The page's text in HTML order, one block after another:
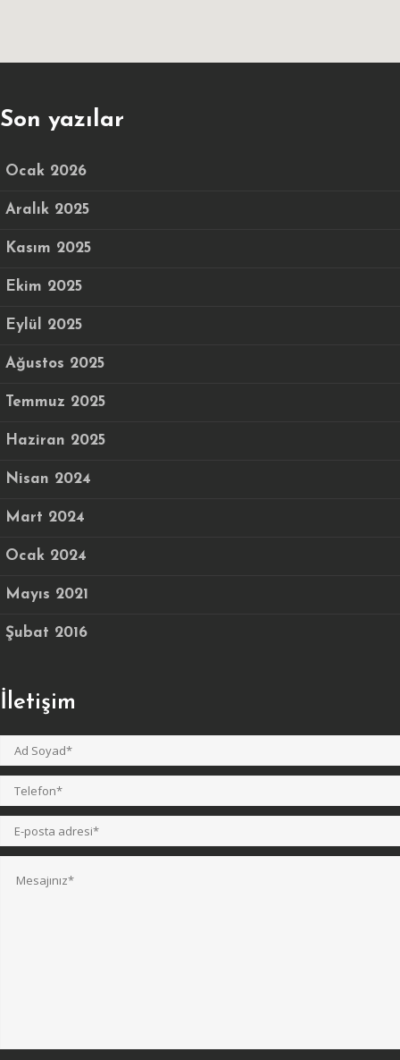
Son yazılar
Ocak 2026
Aralık 2025
Kasım 2025
Ekim 2025
Eylül 2025
Ağustos 2025
Temmuz 2025
Haziran 2025
Nisan 2024
Mart 2024
Ocak 2024
Mayıs 2021
Şubat 2016
İletişim